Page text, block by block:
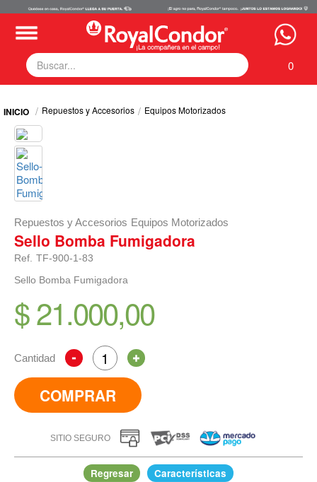
0
Fumigadoras
Equipos Motorizados
Respuestos y Accesorios
Tecnología de Aplicación
Zona Pecuaria
Zona Veterianaria
Repuestos y Accesorios Equipos Motorizados
Repuestos y Accesorios Equipos Motorizados
Sello Bomba Fumigadora
Ref. TF-900-1-83
Sello Bomba Fumigadora
$ 21.000,00
Cantidad
COMPRAR
SITIO SEGURO
Regresar Características